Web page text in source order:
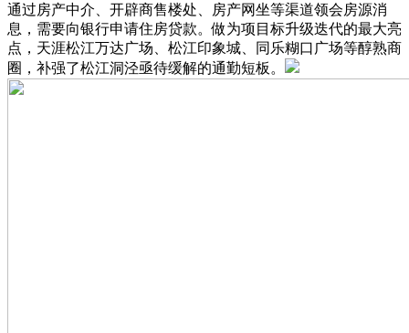
通过房产中介、开辟商售楼处、房产网坐等渠道领会房源消
息，需要向银行申请住房贷款。做为项目标升级迭代的最大亮
点，天涯松江万达广场、松江印象城、同乐糊口广场等醇熟商
圈，补强了松江洞泾亟待缓解的通勤短板。